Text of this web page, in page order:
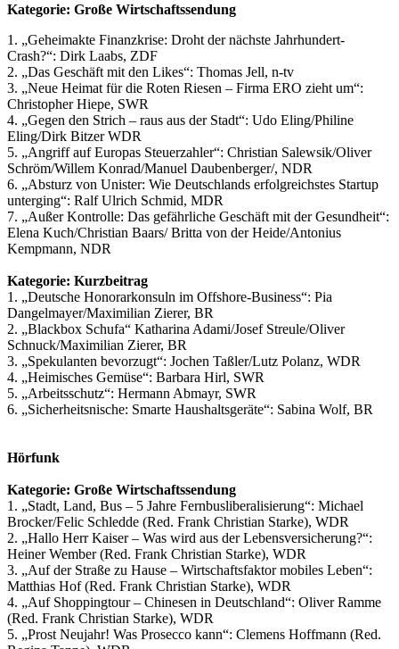
Kategorie: Große Wirtschaftssendung
1. „Geheimakte Finanzkrise: Droht der nächste Jahrhundert-
Crash?“: Dirk Laabs, ZDF
2. „Das Geschäft mit den Likes“: Thomas Jell, n-tv
3. „Neue Heimat für die Roten Riesen – Firma ERO zieht um“:
Christopher Hiepe, SWR
4. „Gegen den Strich – raus aus der Stadt“: Udo Eling/Philine
Eling/Dirk Bitzer WDR
5. „Angriff auf Europas Steuerzahler“: Christian Salewsik/Oliver
Schröm/Willem Konrad/Manuel Daubenberger/, NDR
6. „Absturz von Unister: Wie Deutschlands erfolgreichstes Startup
unterging“: Ralf Ulrich Schmid, MDR
7. „Außer Kontrolle: Das gefährliche Geschäft mit der Gesundheit“:
Elena Kuch/Christian Baars/ Britta von der Heide/Antonius
Kempmann, NDR
Kategorie: Kurzbeitrag
1. „Deutsche Honorarkonsuln im Offshore-Business“: Pia
Dangelmayer/Maximilian Zierer, BR
2. „Blackbox Schufa“ Katharina Adami/Josef Streule/Oliver
Schnuck/Maximilian Zierer, BR
3. „Spekulanten bevorzugt“: Jochen Taßler/Lutz Polanz, WDR
4. „Heimisches Gemüse“: Barbara Hirl, SWR
5. „Arbeitsschutz“: Hermann Abmayr, SWR
6. „Sicherheitsnische: Smarte Haushaltsgeräte“: Sabina Wolf, BR
Hörfunk
Kategorie: Große Wirtschaftssendung
1. „Stadt, Land, Bus – 5 Jahre Fernbusliberalisierung“: Michael
Brocker/Felic Schledde (Red. Frank Christian Starke), WDR
2. „Hallo Herr Kaiser – Was wird aus der Lebensversicherung?“:
Heiner Wember (Red. Frank Christian Starke), WDR
3. „Auf der Straße zu Hause – Wirtschaftsfaktor mobiles Leben“:
Matthias Hof (Red. Frank Christian Starke), WDR
4. „Auf Shoppingtour – Chinesen in Deutschland“: Oliver Ramme
(Red. Frank Christian Starke), WDR
5. „Prost Neujahr! Was Prosecco kann“: Clemens Hoffmann (Red.